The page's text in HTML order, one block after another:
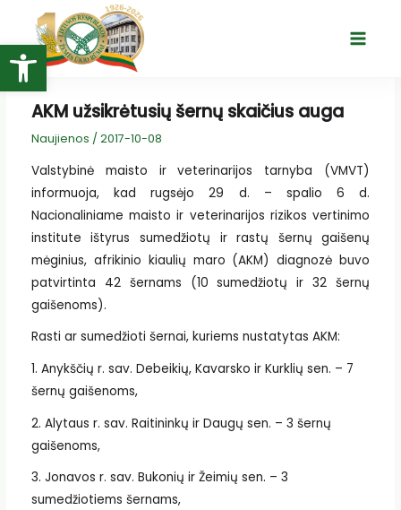
Open toolbar
turinio
Main
AKM užsikrėtusių šernų skaičius auga
Naujienos / 2017-10-08
Valstybinė maisto ir veterinarijos tarnyba (VMVT)
informuoja, kad rugsėjo 29 d. – spalio 6 d.
Nacionaliniame maisto ir veterinarijos rizikos vertinimo
institute ištyrus sumedžiotų ir rastų šernų gaišenų
mėginius, afrikinio kiaulių maro (AKM) diagnozė buvo
patvirtinta 42 šernams (10 sumedžiotų ir 32 šernų
gaišenoms).
Rasti ar sumedžioti šernai, kuriems nustatytas AKM:
1. Anykščių r. sav. Debeikių, Kavarsko ir Kurklių sen. – 7
šernų gaišenoms,
2. Alytaus r. sav. Raitininkų ir Daugų sen. – 3 šernų
gaišenoms,
3. Jonavos r. sav. Bukonių ir Žeimių sen. – 3
sumedžiotiems šernams,